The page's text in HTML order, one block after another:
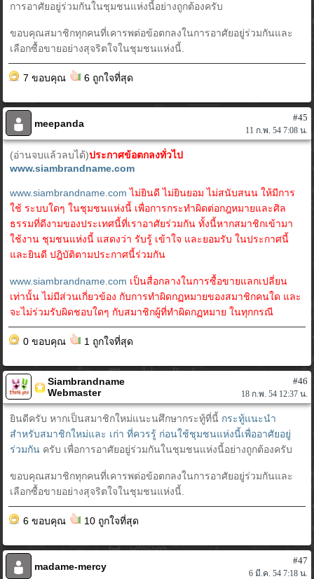
การอาศัยอยู่ร่วมกันในชุมชนแห่งนี้อย่างถูกต้องครับ
ขอบคุณสมาชิกทุกคนที่เคารพต่อข้อตกลงในการอาศัยอยู่ร่วมกันและ
เลือกซื้อขายอย่างสุจริตใจในชุมชนแห่งนี้.
7 ขอบคุณ 6 ถูกใจที่สุด
meepanda
#45
11 ก.พ. 54 7:08 น.
(อ่านจบแล้วลบได้)ประกาศข้อตกลงทั่วไป
www.siambrandname.com
www.siambrandname.com ไม่ยินดี ไม่ยินยอม ไม่สนับสนน ให้มีการ
ใช้ ระบบใดๆ ในชุมชนแห่งนี้ เพื่อการกระทำผิดต่อกฎหมายและศิล
ธรรมที่ดีงามของประเทศนี้ที่เราอาศัยร่วมกัน ทั้งนี้หากสมาชิกเข้ามา
ใช้งาน ชุมชนแห่งนี้ แสดงว่า รับรู้ เข้าใจ และยอมรับ ในประกาศนี้
และยินดี ปฎิบัติตามประกาศนี้ร่วมกัน
www.siambrandname.com เป็นสื่อกลางในการซื้อขายแลกเปลี่ยน
เท่านั้น ไม่มีส่วนเกี่ยวข้อง กับการทำผิดกฏหมายของสมาชิกคนใด และ
จะไม่ร่วมรับผิดชอบใดๆ กับสมาชิกผู้ที่ทำผิดกฏหมาย ในทุกกรณี
0 ขอบคุณ 1 ถูกใจที่สุด
Siambrandname
Webmaster
#46
18 ก.พ. 54 12:37 น.
ยินดีครับ หากเป็นสมาชิกใหม่แนะนศึกษากระทู้ที่นี้ กระทู้แนะนำ
สำหรับสมาชิกใหม่และ เก่า ที่ควรรู้ ก่อนใช้ชุมชนแห่งนี้เพื่ออาศัยอยู่
ร่วมกัน ครับ เพื่อการอาศัยอยู่ร่วมกันในชุมชนแห่งนี้อย่างถูกต้องครับ
ขอบคุณสมาชิกทุกคนที่เคารพต่อข้อตกลงในการอาศัยอยู่ร่วมกันและ
เลือกซื้อขายอย่างสุจริตใจในชุมชนแห่งนี้.
6 ขอบคุณ 10 ถูกใจที่สุด
madame-mercy
#47
6 มี.ค. 54 7:18 น.